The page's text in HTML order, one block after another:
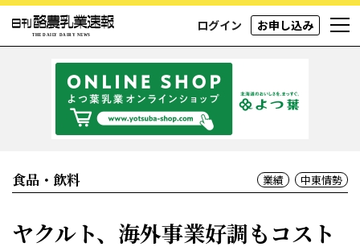
ログイン お申し込み
食品・飲料 業績 中東情勢
ヤクルト、海外事業好調もコスト